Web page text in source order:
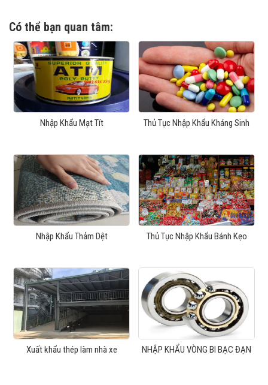
Có thể bạn quan tâm:
Nhập Khẩu Mạt Tít Thủ Tục Nhập Khẩu Kháng Sinh
Nhập Khẩu Thảm Dệt Thủ Tục Nhập Khẩu Bánh Kẹo
Xuất khẩu thép làm nhà xe NHẬP KHẨU VÒNG BI BẠC ĐẠN